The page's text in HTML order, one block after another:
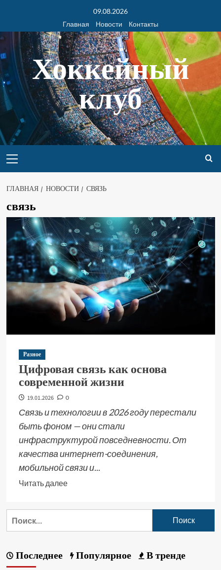
09.08.2026
Главная
Новости Контакты
Хоккейный
клуб
ГЛАВНАЯ НОВОСТИ СВЯЗЬ
связь
Разное
Цифровая связь как основа
современной жизни
19.01.2026 0
Связь и технологии в 2026 году перестали
быть фоном — они стали
инфраструктурой повседневности. От
качества интернет-соединения,
мобильной связи и...
Читать далее
Последнее Популярное В тренде